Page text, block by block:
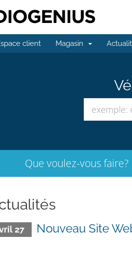
client Magasin
Que voulez-vous faire?
27 Nouveau Site